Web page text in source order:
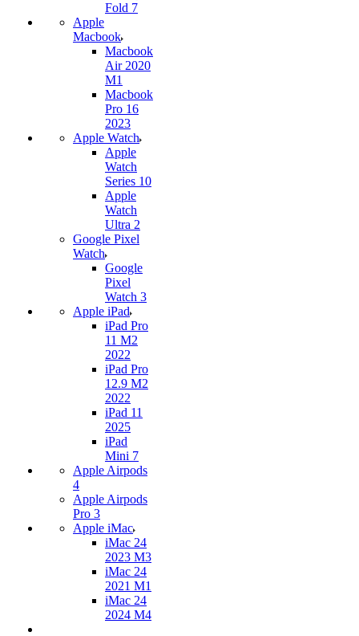
Fold 7
Apple
Macbook
Macbook
Air 2020
M1
Macbook
Pro 16
2023
Apple Watch
Apple
Watch
Series 10
Apple
Watch
Ultra 2
Google Pixel
Watch
Google
Pixel
Watch 3
Apple iPad
iPad Pro
11 M2
2022
iPad Pro
12.9 M2
2022
iPad 11
2025
iPad
Mini 7
Apple Airpods
4
Apple Airpods
Pro 3
Apple iMac
iMac 24
2023 M3
iMac 24
2021 M1
iMac 24
2024 M4